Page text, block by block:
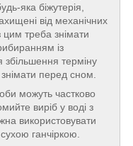
яка біжутерія,
від механічних
треба знімати
із
збільшення терміну
перед сном.
можуть частково
виріб у воді з
використовувати
ганчіркою.